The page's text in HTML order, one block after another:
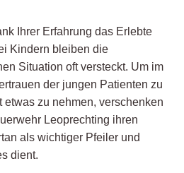
Ihrer Erfahrung das Erlebte
Kindern bleiben die
Situation oft versteckt. Um im
der jungen Patienten zu
zu nehmen, verschenken
Leoprechting ihren
als wichtiger Pfeiler und
dient.